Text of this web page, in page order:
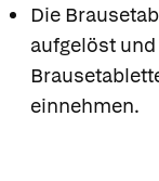
Die
aufgelöst
einnehmen.